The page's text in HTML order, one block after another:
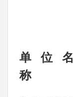
单 位
名
称